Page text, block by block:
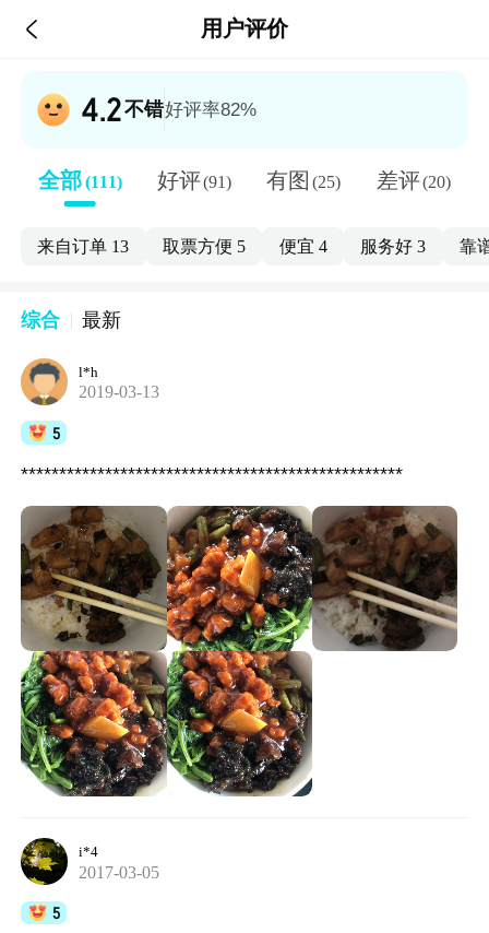
 用户评价
4.2不错好评率82%
全部(111) 好评(91) 有图 (25) 差评(20)
来自订单 13 取票方便 5 便宜 4 服务好3 靠
综合 最新
l*h
2019-03-13
5
**************************************************
i*4
2017-03-05
5